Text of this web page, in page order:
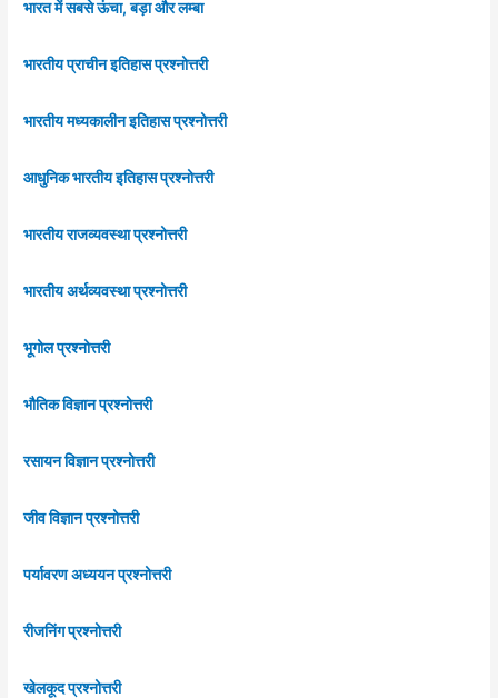
भारत में सबसे ऊंचा, बड़ा और लम्बा
भारतीय प्राचीन इतिहास प्रश्नोत्तरी
भारतीय मध्यकालीन इतिहास प्रश्नोत्तरी
आधुनिक भारतीय इतिहास प्रश्नोत्तरी
भारतीय राजव्यवस्था प्रश्नोत्तरी
भारतीय अर्थव्यवस्था प्रश्नोत्तरी
भूगोल प्रश्नोत्तरी
भौतिक विज्ञान प्रश्नोत्तरी
रसायन विज्ञान प्रश्नोत्तरी
जीव विज्ञान प्रश्नोत्तरी
पर्यावरण अध्ययन प्रश्नोत्तरी
रीजनिंग प्रश्नोत्तरी
खेलकूद प्रश्नोत्तरी